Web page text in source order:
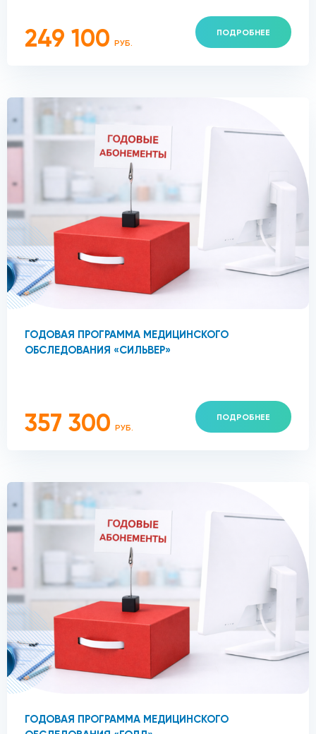
249 100 РУБ.
ПОДРОБНЕЕ
ГОДОВАЯ ПРОГРАММА МЕДИЦИНСКОГО
ОБСЛЕДОВАНИЯ «СИЛЬВЕР»
357 300 РУБ.
ПОДРОБНЕЕ
ГОДОВАЯ ПРОГРАММА МЕДИЦИНСКОГО